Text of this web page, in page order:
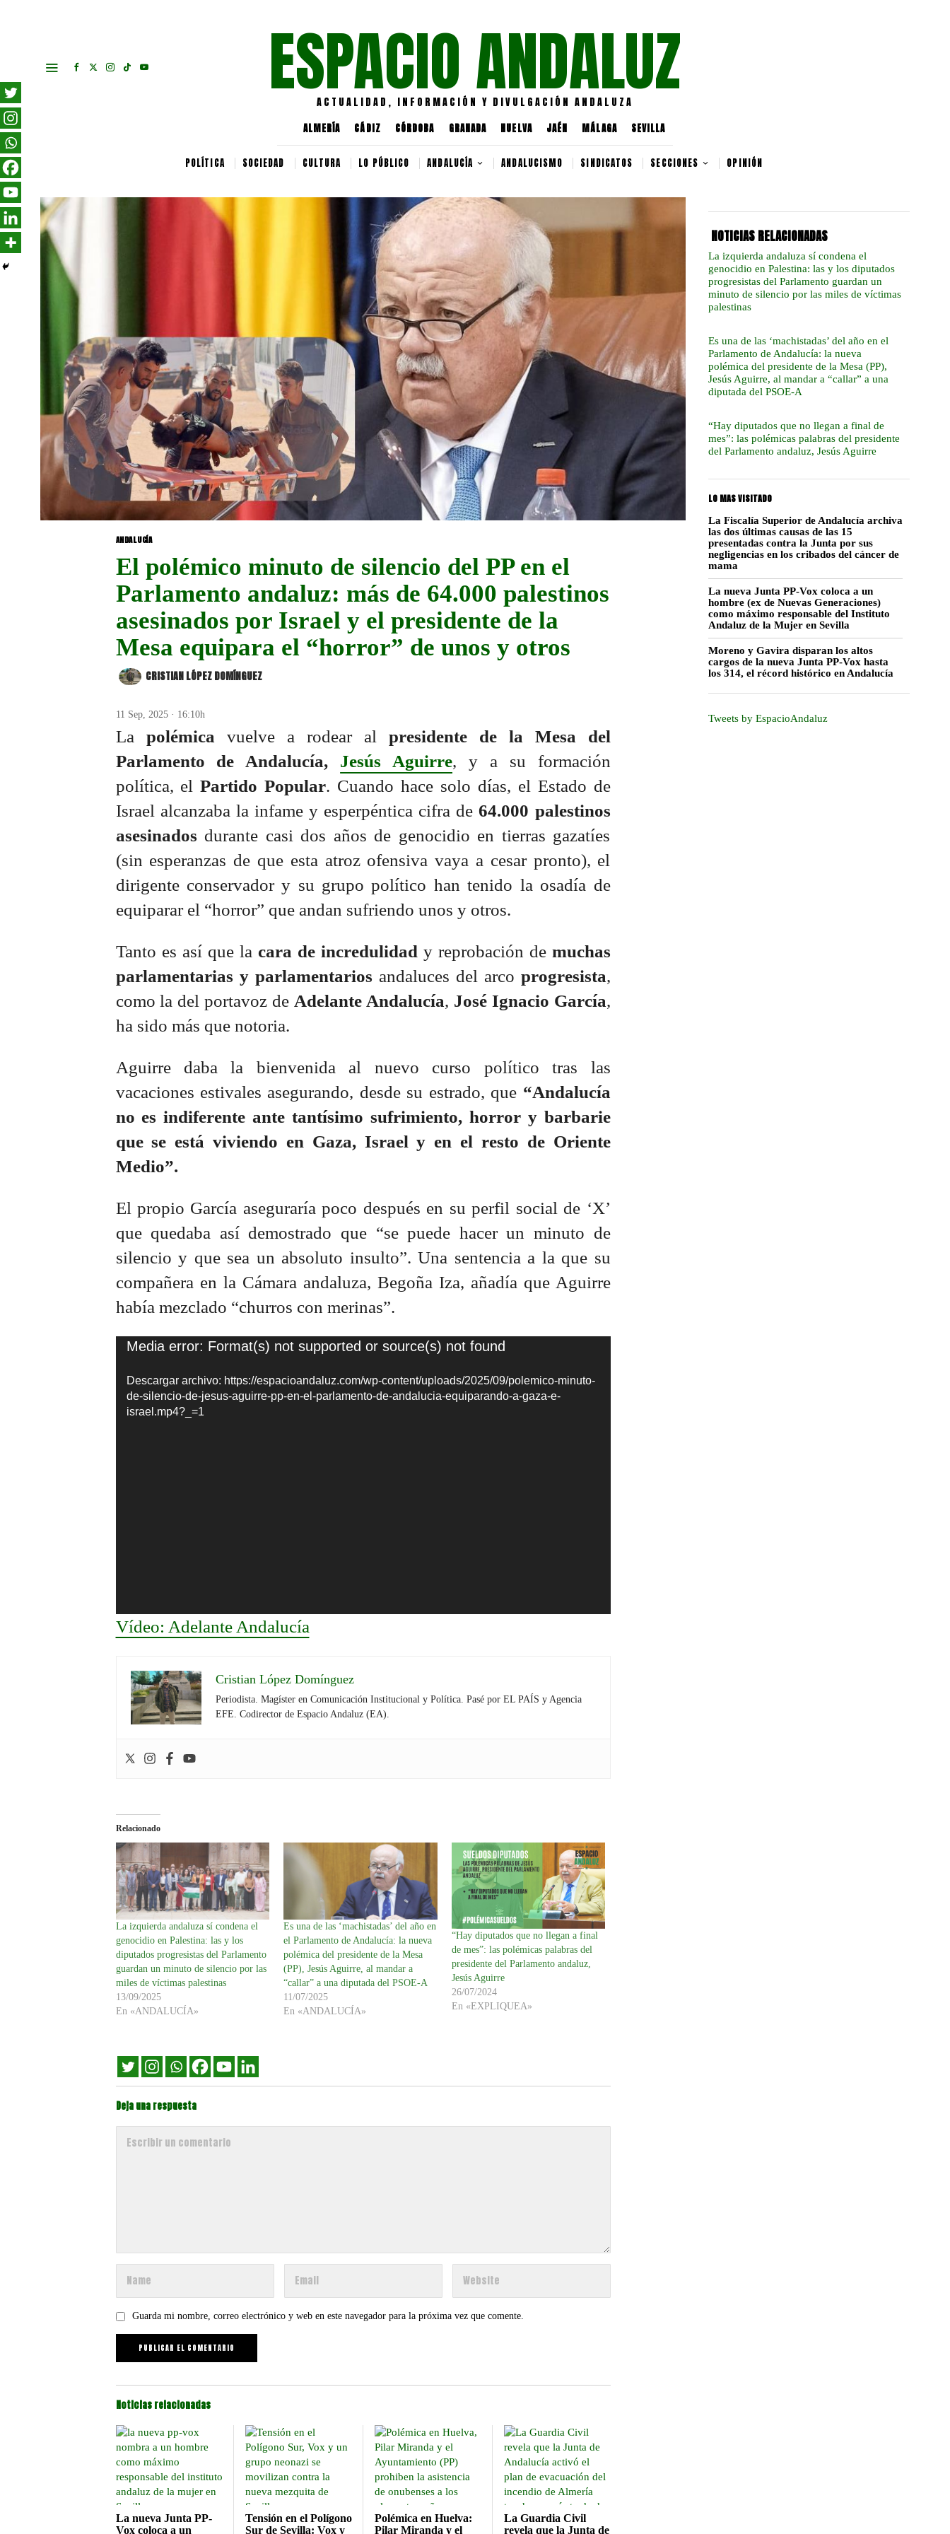
ESPACIO ANDALUZ
ACTUALIDAD, INFORMACIÓN Y DIVULGACIÓN ANDALUZA
ALMERÍA CÁDIZ CÓRDOBA GRANADA HUELVA JAÉN MÁLAGA SEVILLA
POLÍTICA SOCIEDAD CULTURA LO PÚBLICO ANDALUCÍA ANDALUCISMO SINDICATOS SECCIONES OPINIÓN
ANDALUCÍA
El polémico minuto de silencio del PP en el
Parlamento andaluz: más de 64.000 palestinos
asesinados por Israel y el presidente de la
Mesa equipara el “horror” de unos y otros
CRISTIAN LÓPEZ DOMÍNGUEZ
11 Sep, 2025 · 16:10h
La polémica vuelve a rodear al presidente de la Mesa del
Parlamento de Andalucía, Jesús Aguirre, y a su formación
política, el Partido Popular. Cuando hace solo días, el Estado de
Israel alcanzaba la infame y esperpéntica cifra de64.000 palestinos
asesinados durante casi dos años de genocidio en tierras gazatíes
(sin esperanzas de que esta atroz ofensiva vaya a cesar pronto), el
dirigente conservador y su grupo político han tenido la osadía de
equiparar el “horror” que andan sufriendo unos y otros.
Tanto es así que la cara de incredulidad y reprobación de muchas
parlamentarias y parlamentarios andaluces del arco progresista,
como la del portavoz de Adelante Andalucía, José Ignacio García,
ha sido más que notoria.
Aguirre daba la bienvenida al nuevo curso político tras las
vacaciones estivales asegurando, desde su estrado, que “Andalucía
no es indiferente ante tantísimo sufrimiento, horror y barbarie
que se está viviendo en Gaza, Israel y en el resto de Oriente
Medio”.
El propio García aseguraría poco después en su perfil social de ‘X’
que quedaba así demostrado que “se puede hacer un minuto de
silencio y que sea un absoluto insulto”. Una sentencia a la que su
compañera en la Cámara andaluza, Begoña Iza, añadía que Aguirre
había mezclado “churros con merinas”.
Reproductor
de
vídeo
Media error: Format(s) not supported or source(s) not found
Descargar archivo: https://espacioandaluz.com/wp-content/uploads/2025/09/polemico-minuto-
de-silencio-de-jesus-aguirre-pp-en-el-parlamento-de-andalucia-equiparando-a-gaza-e-
israel.mp4?_=1
Vídeo: Adelante Andalucía
Cristian López Domínguez
Periodista. Magíster en Comunicación Institucional y Política. Pasé por EL PAÍS y Agencia
EFE. Codirector de Espacio Andaluz (EA).
Relacionado
La izquierda andaluza sí condena el
genocidio en Palestina: las y los
diputados progresistas del Parlamento
guardan un minuto de silencio por las
miles de víctimas palestinas
13/09/2025
En «ANDALUCÍA»
Es una de las ‘machistadas’ del año en
el Parlamento de Andalucía: la nueva
polémica del presidente de la Mesa
(PP), Jesús Aguirre, al mandar a
“callar” a una diputada del PSOE-A
11/07/2025
En «ANDALUCÍA»
“Hay diputados que no llegan a final
de mes”: las polémicas palabras del
presidente del Parlamento andaluz,
Jesús Aguirre
26/07/2024
En «EXPLIQUEA»
Deja una respuesta
Guarda mi nombre, correo electrónico y web en este navegador para la próxima vez que comente.
Noticias relacionadas
La nueva Junta PP-
Vox coloca a un
Tensión en el Polígono
Sur de Sevilla: Vox y
Polémica en Huelva:
Pilar Miranda y el
La Guardia Civil
revela que la Junta de
NOTICIAS RELACIONADAS
La izquierda andaluza sí condena el
genocidio en Palestina: las y los diputados
progresistas del Parlamento guardan un
minuto de silencio por las miles de víctimas
palestinas
Es una de las ‘machistadas’ del año en el
Parlamento de Andalucía: la nueva
polémica del presidente de la Mesa (PP),
Jesús Aguirre, al mandar a “callar” a una
diputada del PSOE-A
“Hay diputados que no llegan a final de
mes”: las polémicas palabras del presidente
del Parlamento andaluz, Jesús Aguirre
LO MAS VISITADO
La Fiscalía Superior de Andalucía archiva
las dos últimas causas de las 15
presentadas contra la Junta por sus
negligencias en los cribados del cáncer de
mama
La nueva Junta PP-Vox coloca a un
hombre (ex de Nuevas Generaciones)
como máximo responsable del Instituto
Andaluz de la Mujer en Sevilla
Moreno y Gavira disparan los altos
cargos de la nueva Junta PP-Vox hasta
los 314, el récord histórico en Andalucía
Tweets by EspacioAndaluz